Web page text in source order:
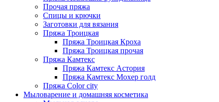
Прочая пряжа
Спицы и крючки
Заготовки для вязания
Пряжа Троицкая
Пряжа Троицкая Кроха
Пряжа Троицкая прочая
Пряжа Камтекс
Пряжа Камтекс Астория
Пряжа Камтекс Мохер голд
Пряжа Color city
Мыловарение и домашняя косметика